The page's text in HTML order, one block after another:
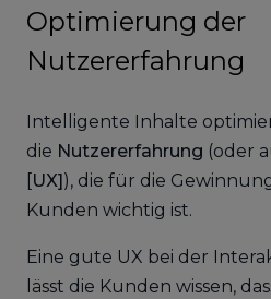
Optimierung der
Nutzererfahrung
Intelligente Inhalte
die Nutzererfahrung (oder
[UX]), die für die
Kunden wichtig ist.
Eine gute UX bei der
lässt die Kunden wissen,